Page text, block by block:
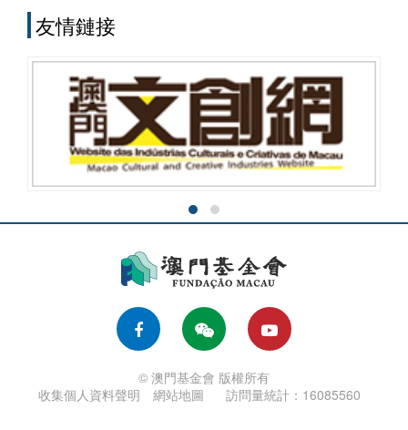
友情鏈接
© 澳門基金會 版權所有
收集個人資料聲明
網站地圖 訪問量統計：16085560